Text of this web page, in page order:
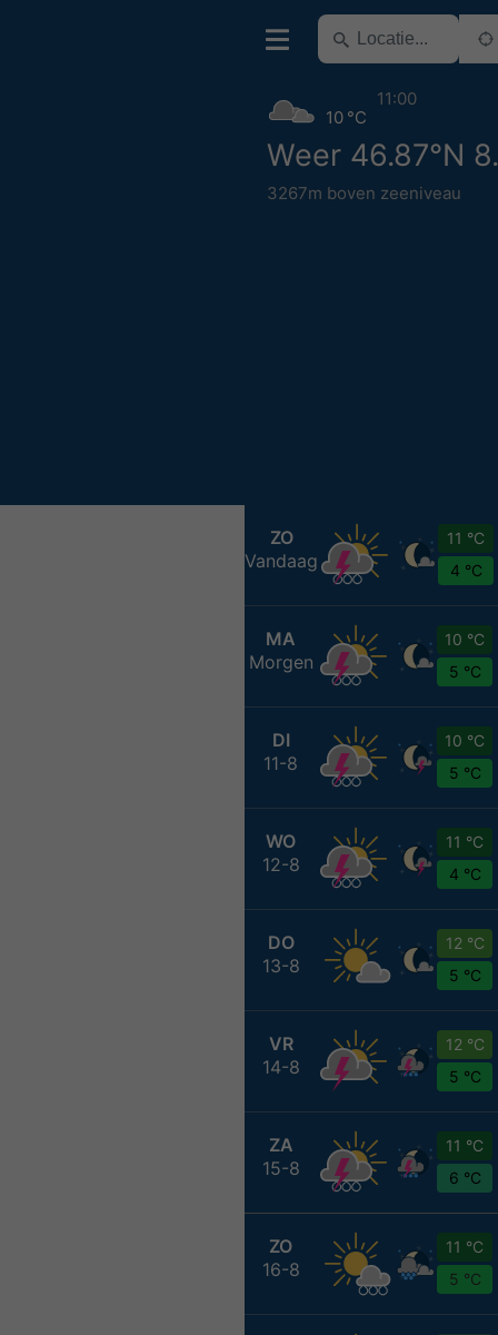
Weer 46.87°N
3267m boven zeeniveau
10 °C
11:00
ZO
Vandaag
11 °C
4 °C
MA
Morgen
10 °C
5 °C
DI
11-8
10 °C
5 °C
WO
12-8
11 °C
4 °C
DO
13-8
12 °C
5 °C
VR
14-8
12 °C
5 °C
ZA
15-8
11 °C
6 °C
ZO
16-8
11 °C
5 °C